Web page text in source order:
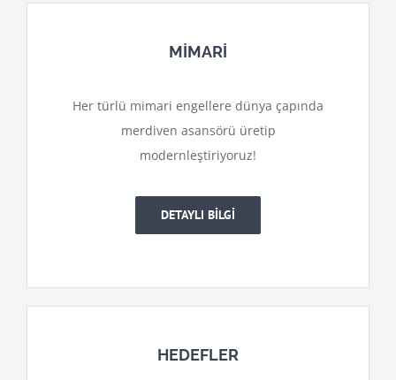
MİMARİ
Her türlü mimari engellere dünya çapında
merdiven asansörü üretip
modernleştiriyoruz!
DETAYLI BİLGİ
HEDEFLER